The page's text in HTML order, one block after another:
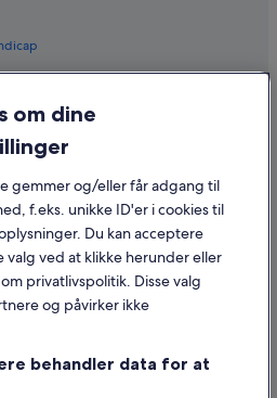
os
af indhold
refusion
om dine
gemmer og/eller får adgang til
f.eks. unikke ID'er i cookies til
Du kan acceptere
valg ved at klikke herunder eller
privatlivspolitik. Disse valg
og påvirker ikke
behandler data for at